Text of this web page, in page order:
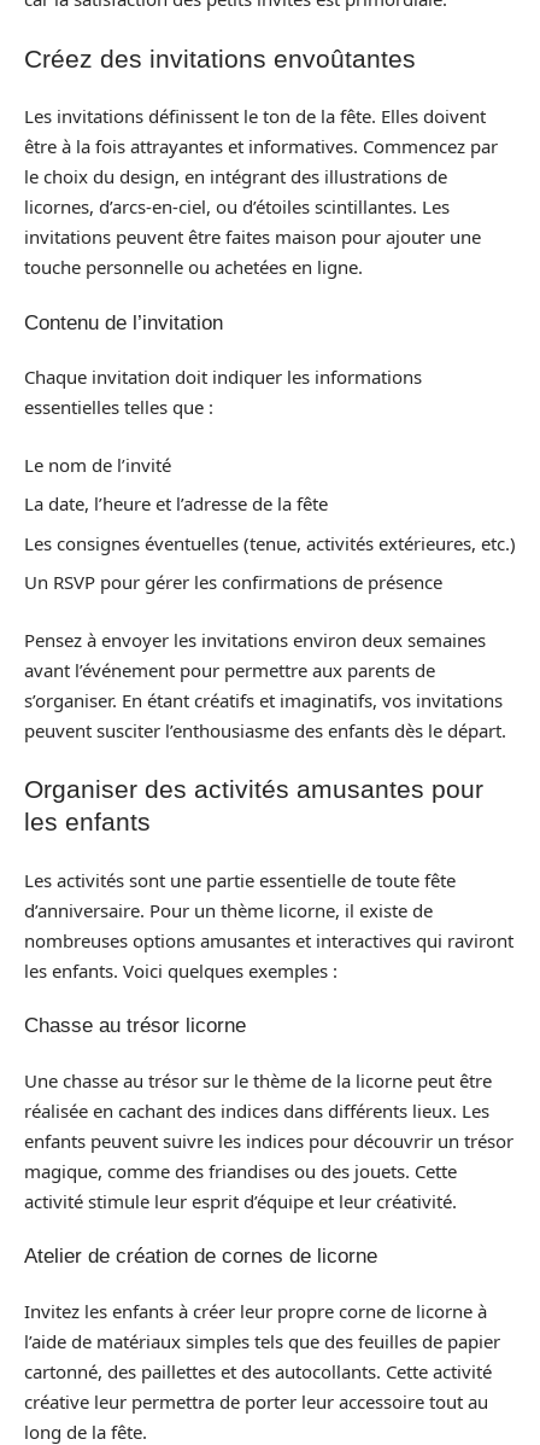
Créez des invitations envoûtantes
Les invitations définissent le ton de la fête. Elles doivent
être à la fois attrayantes et informatives. Commencez par
le choix du design, en intégrant des illustrations de
licornes, d’arcs-en-ciel, ou d’étoiles scintillantes. Les
invitations peuvent être faites maison pour ajouter une
touche personnelle ou achetées en ligne.
Contenu de l’invitation
Chaque invitation doit indiquer les informations
essentielles telles que :
Le nom de l’invité
La date, l’heure et l’adresse de la fête
Les consignes éventuelles (tenue, activités extérieures, etc.)
Un RSVP pour gérer les confirmations de présence
Pensez à envoyer les invitations environ deux semaines
avant l’événement pour permettre aux parents de
s’organiser. En étant créatifs et imaginatifs, vos invitations
peuvent susciter l’enthousiasme des enfants dès le départ.
Organiser des activités amusantes pour
les enfants
Les activités sont une partie essentielle de toute fête
d’anniversaire. Pour un thème licorne, il existe de
nombreuses options amusantes et interactives qui raviront
les enfants. Voici quelques exemples :
Chasse au trésor licorne
Une chasse au trésor sur le thème de la licorne peut être
réalisée en cachant des indices dans différents lieux. Les
enfants peuvent suivre les indices pour découvrir un trésor
magique, comme des friandises ou des jouets. Cette
activité stimule leur esprit d’équipe et leur créativité.
Atelier de création de cornes de licorne
Invitez les enfants à créer leur propre corne de licorne à
l’aide de matériaux simples tels que des feuilles de papier
cartonné, des paillettes et des autocollants. Cette activité
créative leur permettra de porter leur accessoire tout au
long de la fête.